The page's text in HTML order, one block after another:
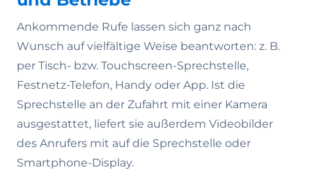
Ankommende Rufe lassen sich ganz nach
Wunsch auf vielfältige Weise beantworten: z. B.
per Tisch- bzw. Touchscreen-Sprechstelle,
Festnetz-Telefon, Handy oder App. Ist die
Sprechstelle an der Zufahrt mit einer Kamera
ausgestattet, liefert sie außerdem Videobilder
des Anrufers mit auf die Sprechstelle oder
Smartphone-Display.